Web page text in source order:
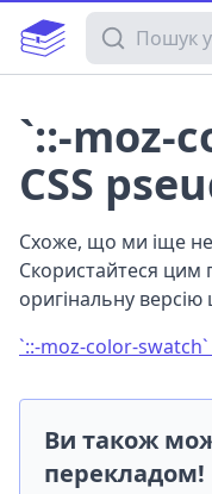
Пошук у
`::-moz-
CSS
Схоже, що ми іще не
Скористайтеся
оригінальну версію
`::-moz-color-
Ви також
перекладом!